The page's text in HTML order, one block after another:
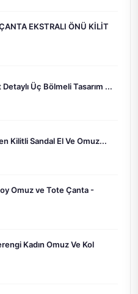
EKSTRALI ÖNÜ KİLİT
Üç Bölmeli Tasarım ...
Kilitli Sandal El Ve Omuz...
Omuz ve Tote Çanta -
Kadın Omuz Ve Kol